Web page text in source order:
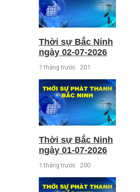
Thời sự Bắc Ninh
ngày 02-07-2026
1 tháng trước 201
Thời sự Bắc Ninh
ngày 01-07-2026
1 tháng trước 200